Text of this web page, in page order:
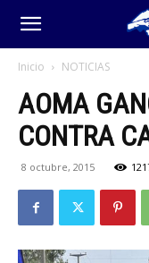
Inicio NOTICIAS
AOMA
CONTRA
8 octubre, 2015